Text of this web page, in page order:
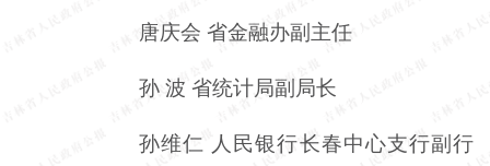
唐庆会 省金融办副主任
孙 波 省统计局副局长
孙维仁 人民银行长春中心支行副行